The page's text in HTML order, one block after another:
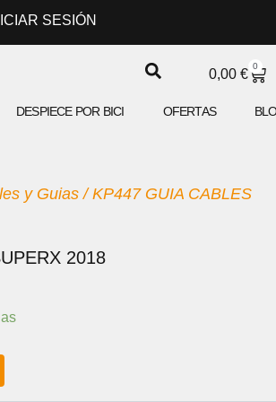
SESIÓN
0,00 €
0
DESPIECE POR BICI OFERTAS
y Guias / KP447 GUIA CABLES
2018